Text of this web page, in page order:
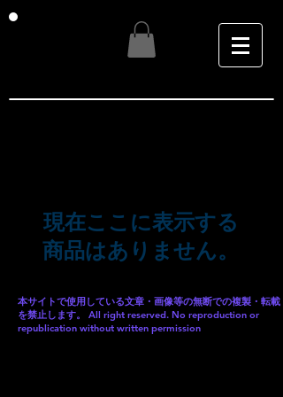
現在ここに表示する
商品はありません。
本サイトで使用している文章・画像等の無断での複製・転載
を禁止します。 All right reserved. No reproduction or
republication without written permission